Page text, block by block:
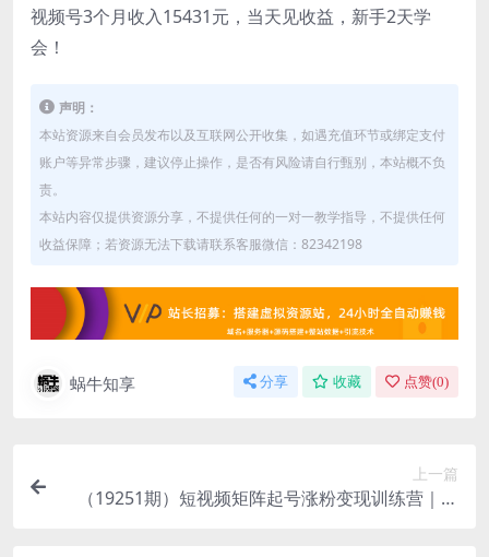
视频号3个月收入15431元，当天见收益，新手2天学
会！
声明：
本站资源来自会员发布以及互联网公开收集，如遇充值环节或绑定支付
账户等异常步骤，建议停止操作，是否有风险请自行甄别，本站概不负
责。
本站内容仅提供资源分享，不提供任何的一对一教学指导，不提供任何
收益保障；若资源无法下载请联系客服微信：82342198
蜗牛知享 分享 收藏 点赞(0)
上一篇
（19251期）短视频矩阵起号涨粉变现训练营｜多